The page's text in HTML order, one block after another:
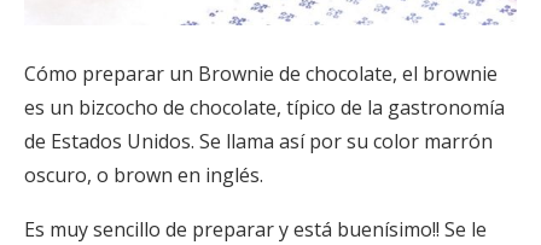
Cómo preparar un Brownie de chocolate, el brownie
es un bizcocho de chocolate, típico de la gastronomía
de Estados Unidos. Se llama así por su color marrón
oscuro, o brown en inglés.
Es muy sencillo de preparar y está buenísimo!! Se le